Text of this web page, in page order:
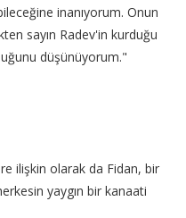
inanıyorum. Onun
sayın Radev'in kurduğu
düşünüyorum."
ilişkin olarak da Fidan, bir
yaygın bir kanaati